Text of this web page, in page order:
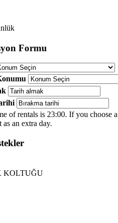
Formu
of rentals is 23:00. If you choose
an extra day.
KOLTUĞU